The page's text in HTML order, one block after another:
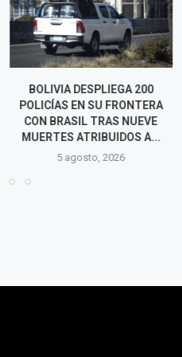
200
FRONTERA
TRAS NUEVE
A...
PLAN DE
EL
4